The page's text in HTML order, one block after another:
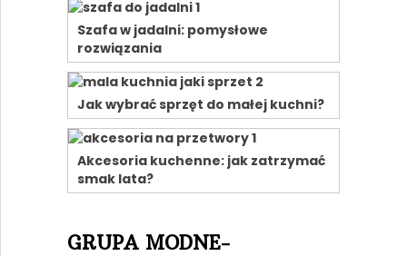
Szafa w jadalni: pomysłowe
rozwiązania
Jak wybrać sprzęt do małej kuchni?
Akcesoria kuchenne: jak zatrzymać
smak lata?
GRUPA MODNE-